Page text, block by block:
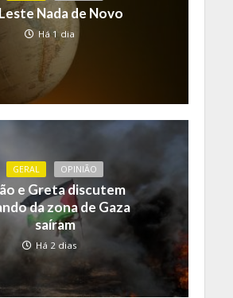
Nada de Novo
Há 1 dia
GERAL OPINIÃO
e Greta discutem
da zona de Gaza
saíram
Há 2 dias